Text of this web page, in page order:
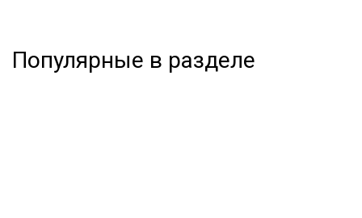
Популярные в разделе